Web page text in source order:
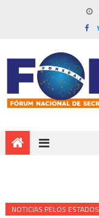
NOTICIAS PELOS ESTADOS